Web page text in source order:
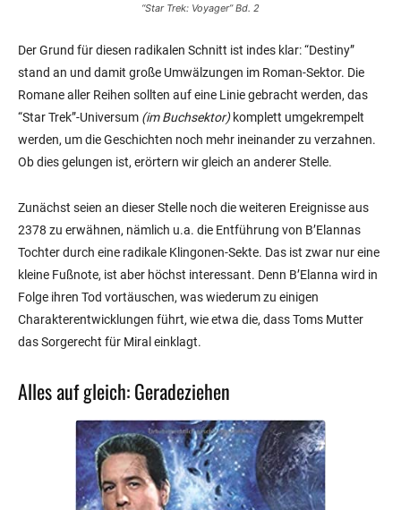
“Star Trek: Voyager” Bd. 2
Der Grund für diesen radikalen Schnitt ist indes klar: “Destiny”
stand an und damit große Umwälzungen im Roman-Sektor. Die
Romane aller Reihen sollten auf eine Linie gebracht werden, das
“Star Trek”-Universum (im Buchsektor)komplett umgekrempelt
werden, um die Geschichten noch mehr ineinander zu verzahnen.
Ob dies gelungen ist, erörtern wir gleich an anderer Stelle.
Zunächst seien an dieser Stelle noch die weiteren Ereignisse aus
2378 zu erwähnen, nämlich u.a. die Entführung von B’Elannas
Tochter durch eine radikale Klingonen-Sekte. Das ist zwar nur eine
kleine Fußnote, ist aber höchst interessant. Denn B’Elanna wird in
Folge ihren Tod vortäuschen, was wiederum zu einigen
Charakterentwicklungen führt, wie etwa die, dass Toms Mutter
das Sorgerecht für Miral einklagt.
Alles auf gleich: Geradeziehen